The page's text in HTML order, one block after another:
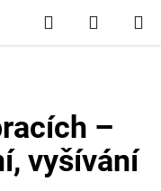
Hledat
KOŠÍK
–
vyšívání